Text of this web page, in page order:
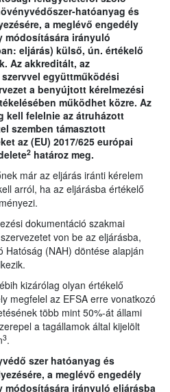
hatóanyag és
a meglévő engedély
módosítására irányuló
eljárás) külső, ún. értékelő
Az akkreditált, az
együttműködési
a benyújtott kérelmezési
működhet közre. Az
kell felelnie az átruházott
szemben támasztott
az (EU) 2017/625 európai
2 határoz meg.
már az eljárás iránti kérelem
arról, ha az eljárásba értékelő
dokumentáció szakmai
von be az eljárásba,
Hatóság (NAH) döntése alapján
kizárólag olyan értékelő
megfelel az EFSA erre vonatkozó
több mint 50%-át állami
a tagállamok által kijelölt
3.
szer hatóanyag és
a meglévő engedély
módosítására irányuló eljárásba